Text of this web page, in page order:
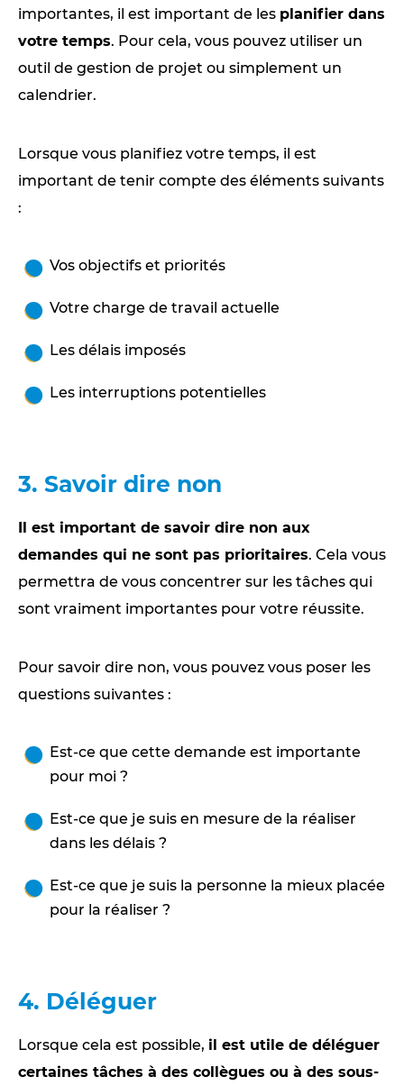
importantes, il est important de les planifier dans
votre temps. Pour cela, vous pouvez utiliser un
outil de gestion de projet ou simplement un
calendrier.
Lorsque vous planifiez votre temps, il est
important de tenir compte des éléments suivants
:
Vos objectifs et priorités
Votre charge de travail actuelle
Les délais imposés
Les interruptions potentielles
3. Savoir dire non
Il est important de savoir dire non aux
demandes qui ne sont pas prioritaires. Cela vous
permettra de vous concentrer sur les tâches qui
sont vraiment importantes pour votre réussite.
Pour savoir dire non, vous pouvez vous poser les
questions suivantes :
Est-ce que cette demande est importante
pour moi ?
Est-ce que je suis en mesure de la réaliser
dans les délais ?
Est-ce que je suis la personne la mieux placée
pour la réaliser ?
4. Déléguer
Lorsque cela est possible, il est utile de déléguer
certaines tâches à des collègues ou à des sous-